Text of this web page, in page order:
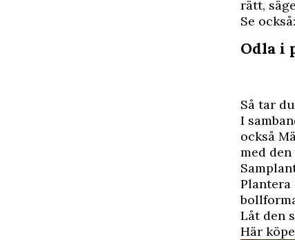
rätt,
Se
Odla i
Så tar
I
också
med
Plantera
Låt den
Här